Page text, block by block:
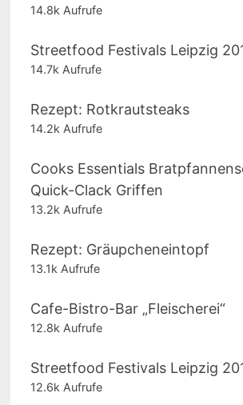
14.8k Aufrufe
Streetfood Festivals Leipzig
14.7k Aufrufe
Rezept: Rotkrautsteaks
14.2k Aufrufe
Cooks Essentials
Quick-Clack Griffen
13.2k Aufrufe
Rezept: Gräupcheneintopf
13.1k Aufrufe
Cafe-Bistro-Bar „Fleischerei“
12.8k Aufrufe
Streetfood Festivals Leipzig
12.6k Aufrufe